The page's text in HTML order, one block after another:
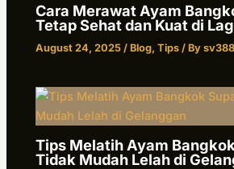
Cara Merawat Ayam
Tetap Sehat dan Kuat di
August 24, 2025 /Blog,Tips / By
Tips Melatih Ayam
Tidak Mudah Lelah di